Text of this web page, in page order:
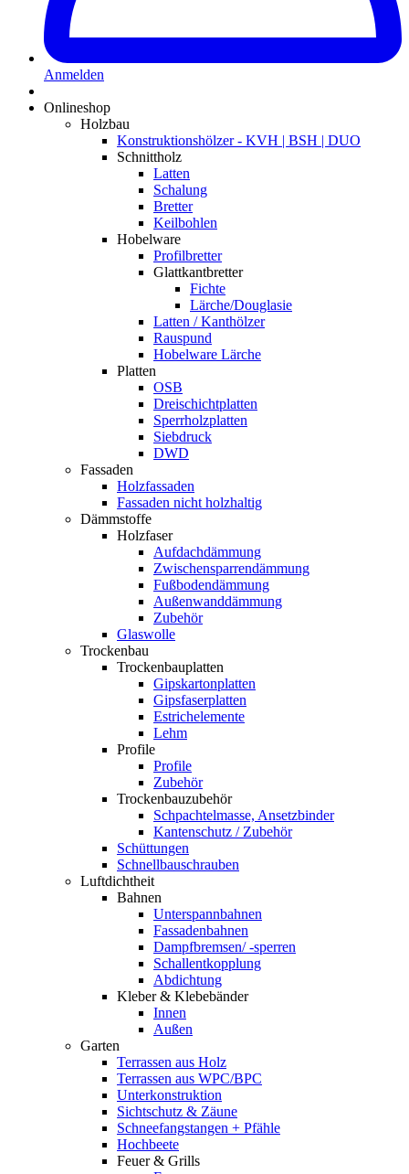
Anmelden
Onlineshop
Holzbau
Konstruktionshölzer - KVH | BSH | DUO
Schnittholz
Latten
Schalung
Bretter
Keilbohlen
Hobelware
Profilbretter
Glattkantbretter
Fichte
Lärche/Douglasie
Latten / Kanthölzer
Rauspund
Hobelware Lärche
Platten
OSB
Dreischichtplatten
Sperrholzplatten
Siebdruck
DWD
Fassaden
Holzfassaden
Fassaden nicht holzhaltig
Dämmstoffe
Holzfaser
Aufdachdämmung
Zwischensparrendämmung
Fußbodendämmung
Außenwanddämmung
Zubehör
Glaswolle
Trockenbau
Trockenbauplatten
Gipskartonplatten
Gipsfaserplatten
Estrichelemente
Lehm
Profile
Profile
Zubehör
Trockenbauzubehör
Schpachtelmasse, Ansetzbinder
Kantenschutz / Zubehör
Schüttungen
Schnellbauschrauben
Luftdichtheit
Bahnen
Unterspannbahnen
Fassadenbahnen
Dampfbremsen/ -sperren
Schallentkopplung
Abdichtung
Kleber & Klebebänder
Innen
Außen
Garten
Terrassen aus Holz
Terrassen aus WPC/BPC
Unterkonstruktion
Sichtschutz & Zäune
Schneefangstangen + Pfähle
Hochbeete
Feuer & Grills